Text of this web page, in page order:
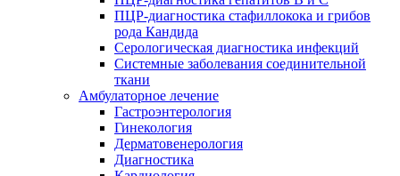
ПЦР-диагностика стафиллокока и грибов
рода Кандида
Серологическая диагностика инфекций
Системные заболевания соединительной
ткани
Амбулаторное лечение
Гастроэнтерология
Гинекология
Дерматовенерология
Диагностика